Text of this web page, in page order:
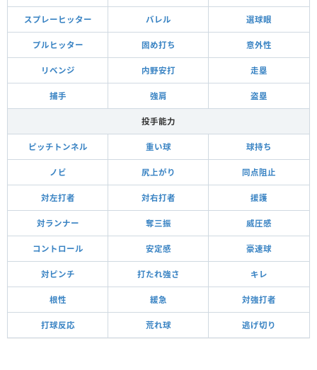
スプレーヒッター バレル 選球眼
プルヒッター 固め打ち 意外性
リベンジ 内野安打 走塁
捕手 強肩 盗塁
投手能力
ピッチトンネル 重い球 球持ち
ノビ 尻上がり 同点阻止
対左打者 対右打者 援護
対ランナー 奪三振 威圧感
コントロール 安定感 豪速球
対ピンチ 打たれ強さ キレ
根性 緩急 対強打者
打球反応 荒れ球 逃げ切り